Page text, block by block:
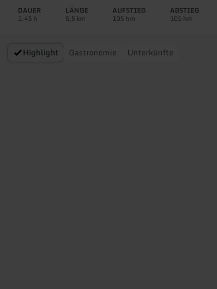
Tour:
DAUER
1:45 h
LÄNGE
5,5 km
AUFSTIEG
105 hm
ABSTIEG
105 hm
Highlight Gastronomie Unterkünfte